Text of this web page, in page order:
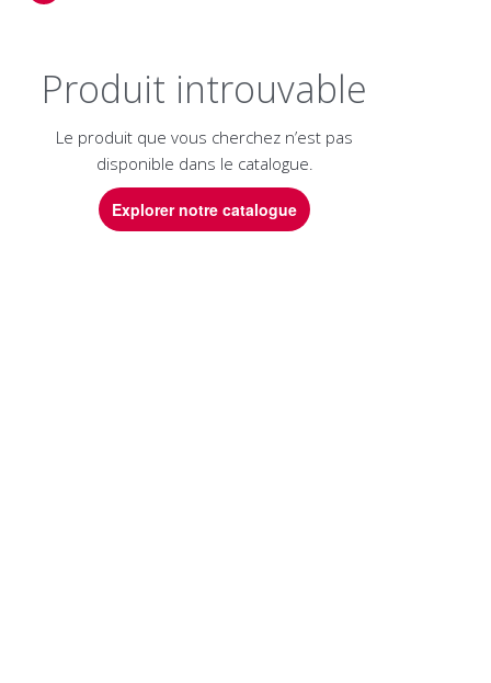
Produit introuvable
Le produit que vous cherchez n’est pas
disponible dans le catalogue.
Explorer notre catalogue